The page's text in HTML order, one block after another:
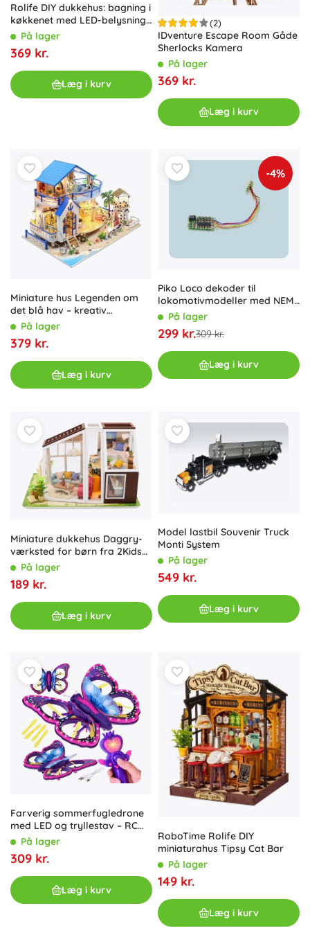
Rolife DIY dukkehus: bagning i
køkkenet med LED-belysning,
359 dele
På lager
369 kr.
Læg i kurv
(2)
IDventure Escape Room Gåde
Sherlocks Kamera
På lager
369 kr.
Læg i kurv
Miniature hus Legenden om
det blå hav – kreativ
byggesæt med LED-belysning
På lager
379 kr.
Læg i kurv
-4%
Piko Loco dekoder til
lokomotivmodeller med NEM
652-grænseflade
På lager
299 kr.309 kr.
Læg i kurv
Miniature dukkehus Daggry-
værksted for børn fra 2Kids
ToysPå lager
189 kr.
Læg i kurv
Model lastbil Souvenir Truck
Monti System
På lager
549 kr.
Læg i kurv
Farverig sommerfugledrone
med LED og tryllestav – RC
flyvende legetøj til børn
På lager
309 kr.
Læg i kurv
RoboTime Rolife DIY
miniaturahus Tipsy Cat Bar
På lager
149 kr.
Læg i kurv